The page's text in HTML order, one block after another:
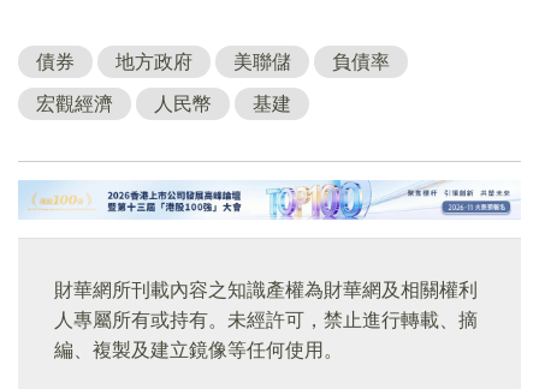
債券 地方政府 美聯儲 負債率
宏觀經濟 人民幣 基建
財華網所刊載內容之知識產權為財華網及相關權利
人專屬所有或持有。未經許可，禁止進行轉載、摘
編、複製及建立鏡像等任何使用。